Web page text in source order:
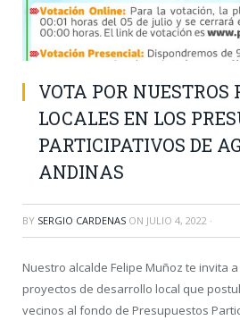
VOTA POR NUESTROS
LOCALES EN LOS
PARTICIPATIVOS DE
ANDINAS
BY SERGIO CARDENAS ON JULIO 4, 2022 ·
Nuestro alcalde Felipe Muñoz te invita
proyectos de desarrollo local que
vecinos al fondo de Presupuestos